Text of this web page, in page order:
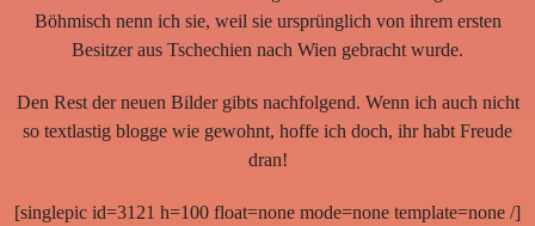
Böhmisch nenn ich sie, weil sie ursprünglich von ihrem ersten
Besitzer aus Tschechien nach Wien gebracht wurde.
Den Rest der neuen Bilder gibts nachfolgend. Wenn ich auch nicht
so textlastig blogge wie gewohnt, hoffe ich doch, ihr habt Freude
dran!
[singlepic id=3121 h=100 float=none mode=none template=none /]